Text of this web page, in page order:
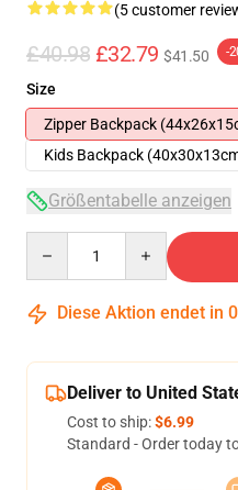
(5 customer
£40.98 £32.79 $41.50 -
Size
Zipper Backpack
Kids Backpack
Größentabelle anzeigen
Diese Aktion endet in
Deliver to United
Cost to ship:$6.99
Standard - Order today